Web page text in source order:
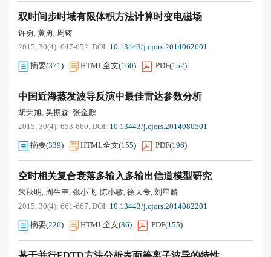
双时间步时域有限体积方法计算时变电磁场
许勇, 黄勇, 周铸
2015, 30(4): 647-652. DOI: 10.13443/j.cjors.2014062601
摘要(371) HTML全文(160) PDF(152)
中国近海蒸发波导反演中最佳雷达参数分析
胡荣旭, 吴振森, 张金鹏
2015, 30(4): 653-660. DOI: 10.13443/j.cjors.2014080501
摘要(339) HTML全文(155) PDF(196)
空时相关复合衰落多输入多输出信道模型研究
朱秋明, 周生奎, 张小飞, 陈小敏, 徐大专, 刘星麟
2015, 30(4): 661-667. DOI: 10.13443/j.cjors.2014082201
摘要(226) HTML全文(86) PDF(155)